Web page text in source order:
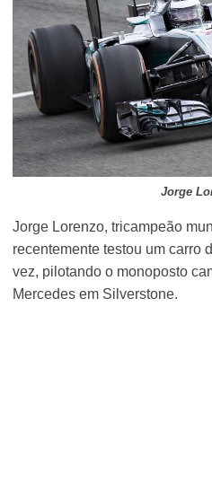
Jorge
Jorge Lorenzo, tricampeão
recentemente testou um carro
vez, pilotando o monoposto
Mercedes em Silverstone.